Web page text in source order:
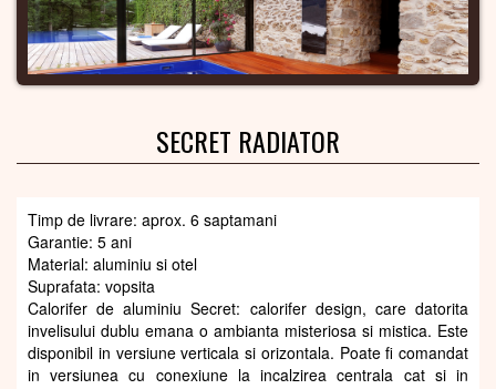
SECRET RADIATOR
Timp de livrare: aprox. 6 saptamani
Garantie: 5 ani
Material: aluminiu si otel
Suprafata: vopsita
Calorifer de aluminiu Secret: calorifer design, care datorita
invelisului dublu emana o ambianta misteriosa si mistica. Este
disponibil in versiune verticala si orizontala. Poate fi comandat
in versiunea cu conexiune la incalzirea centrala cat si in